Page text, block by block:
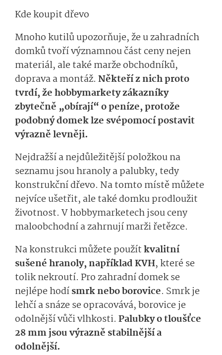
Kde koupit dřevo
Mnoho kutilů upozorňuje, že u zahradních
domků tvoří významnou část ceny nejen
materiál, ale také marže obchodníků,
doprava a montáž. Někteří z nich proto
tvrdí, že hobbymarkety zákazníky
zbytečně „obírají“ o peníze, protože
podobný domek lze svépomocí postavit
výrazně levněji.
Nejdražší a nejdůležitější položkou na
seznamu jsou hranoly a palubky, tedy
konstrukční dřevo. Na tomto místě můžete
nejvíce ušetřit, ale také domku prodloužit
životnost. V hobbymarketech jsou ceny
maloobchodní a zahrnují marži řetězce.
Na konstrukci můžete použítkvalitní
sušené hranoly, například KVH, které se
tolik nekroutí. Pro zahradní domek se
nejlépe hodísmrk nebo borovice. Smrk je
lehčí a snáze se opracovává, borovice je
odolnější vůči vlhkosti. Palubky o tloušťce
28 mm jsou výrazně stabilnější a
odolnější.